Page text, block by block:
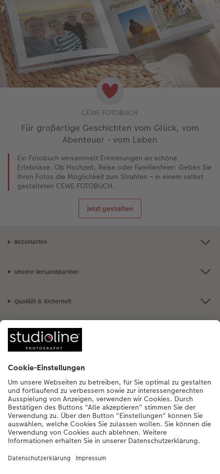
CEWE FOTOBUCH
Für großartige Geschichten vom Glück, vom
Abenteuer - vom Leben
Ein Fotobuch versammelt Erinnerungen an schöne
Erlebnisse. Ob Hochzeit, Reise oder Familienfeier: Geben Sie
Ihren Fotos die Möglichkeit zum Strahlen – in einem selbst
gestalteten CEWE FOTOBUCH.
Jetzt gestalten
Bezahlarten
Unsere Versandpartner
Qualität & Sicherheit
Nachhaltigkeit bei CEWE
Informationen
Sortiment